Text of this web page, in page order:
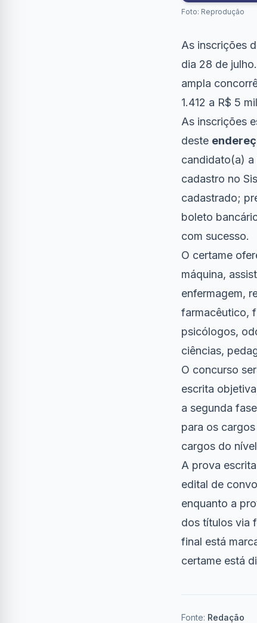
Foto: Reprodução
As inscrições
dia 28 de
ampla
1.412 a R$ 5
As inscrições
deste
candidato(a) a
cadastro no
cadastrado;
boleto
com sucesso.
O certame
máquina,
enfermagem,
farmacêutico,
psicólogos,
ciências,
O concurso
escrita
a segunda
para os
cargos do
A prova
edital de
enquanto a
dos títulos via
final está
certame está
Fonte: Redação